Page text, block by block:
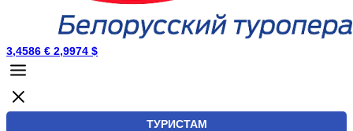
3,4586 € 2,9974 $
ТУРИСТАМ